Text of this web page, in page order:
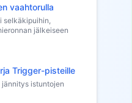
vaahtorulla
selkäkipuihin,
jälkeiseen
Trigger-pisteille
jännitys istuntojen